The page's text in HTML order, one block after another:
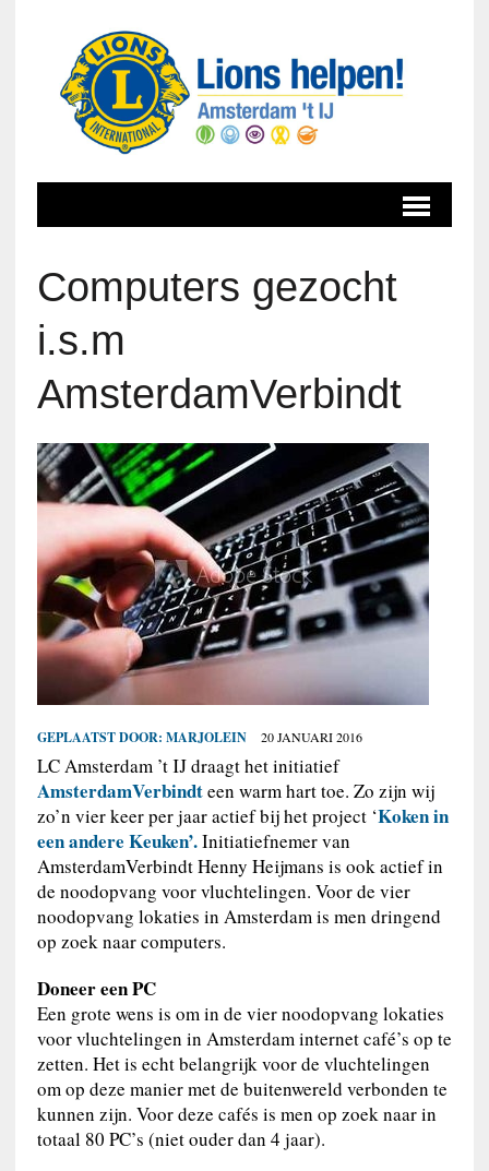
Computers gezocht
i.s.m
AmsterdamVerbindt
GEPLAATST DOOR: MARJOLEIN 20 JANUARI 2016
LC Amsterdam ’t IJ draagt het initiatief
AmsterdamVerbindteen warm hart toe. Zo zijn wij
zo’n vier keer per jaar actief bij het project ‘Koken in
een andere Keuken’.Initiatiefnemer van
AmsterdamVerbindt Henny Heijmans is ook actief in
de noodopvang voor vluchtelingen. Voor de vier
noodopvang lokaties in Amsterdam is men dringend
op zoek naar computers.
Doneer een PC
Een grote wens is om in de vier noodopvang lokaties
voor vluchtelingen in Amsterdam internet café’s op te
zetten. Het is echt belangrijk voor de vluchtelingen
om op deze manier met de buitenwereld verbonden te
kunnen zijn. Voor deze cafés is men op zoek naar in
totaal 80 PC’s (niet ouder dan 4 jaar).